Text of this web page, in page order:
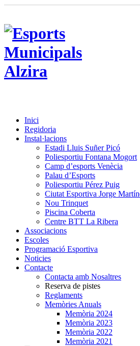
Inici
Regidoria
Instal·lacions
Estadi Lluis Suñer Picó
Poliesportiu Fontana Mogort
Camp d’esports Venècia
Palau d’Esports
Poliesportiu Pérez Puig
Ciutat Esportiva Jorge
Nou Trinquet
Piscina Coberta
Centre BTT La Ribera
Associacions
Escoles
Programació Esportiva
Noticies
Contacte
Contacta amb Nosaltres
Reserva de pistes
Reglaments
Memòries Anuals
Memòria 2024
Memòria 2023
Memòria 2022
Memòria 2021